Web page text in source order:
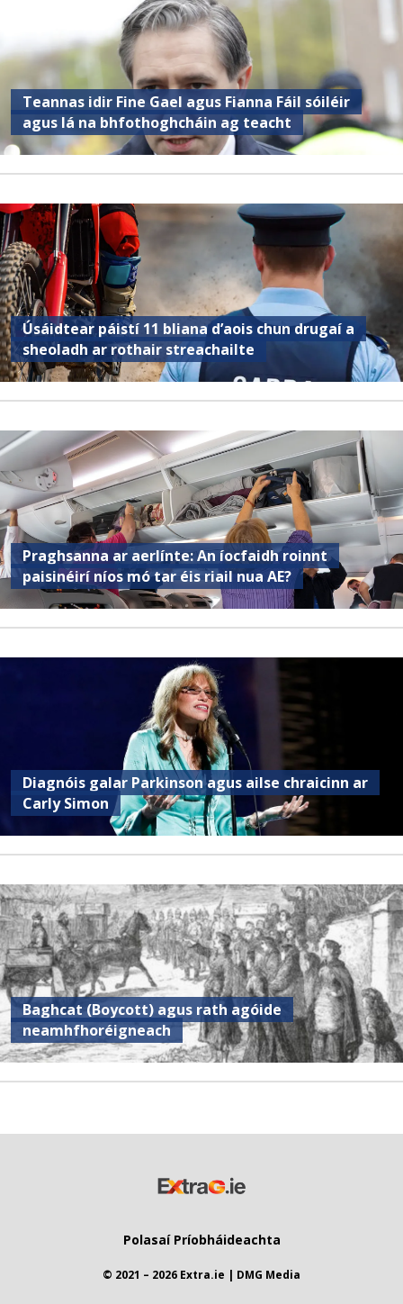
Teannas idir Fine Gael agus Fianna Fáil sóiléir
agus lá na bhfothoghcháin ag teacht
Úsáidtear páistí 11 bliana d’aois chun drugaí a
sheoladh ar rothair streachailte
Praghsanna ar aerlínte: An íocfaidh roinnt
paisinéirí níos mó tar éis riail nua AE?
Diagnóis galar Parkinson agus ailse chraicinn ar
Carly Simon
Baghcat (Boycott) agus rath agóide
neamhfhoréigneach
Polasaí Príobháideachta
© 2021 – 2026 Extra.ie | DMG Media